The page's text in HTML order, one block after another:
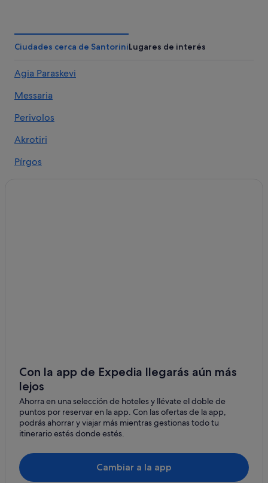
Hilton Hotels en Santorini
Hoteles de negocios en Santorini
Campings de caravanas en Santorini
Hoteles LGTBQIA en Santorini
Hoteles en la playa en Santorini
Hoteles con casino en Santorini
Hoteles con piscina en Santorini
Cruceros en Santorini
Casas privadas de vacaciones en Santorini
Hoteles de 3 estrellas en Santorini
Hoteles con spa en Santorini
Ciudades cerca de SantoriniLugares de interés
Agia Paraskevi
Messaria
Perivolos
Akrotiri
Pírgos
Bahía de Amoudi
Agios Georgios
Firostefani
Exo Gialos
Con la app de Expedia llegarás aún más
lejos
Ahorra en una selección de hoteles y llévate el doble de
puntos por reservar en la app. Con las ofertas de la app,
podrás ahorrar y viajar más mientras gestionas todo tu
itinerario estés donde estés.
Cambiar a la app